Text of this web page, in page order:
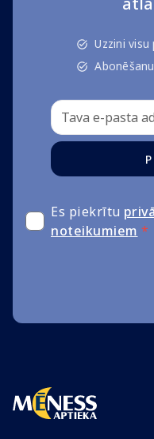
Uzzini visu
Es piekrītu
noteikumiem *